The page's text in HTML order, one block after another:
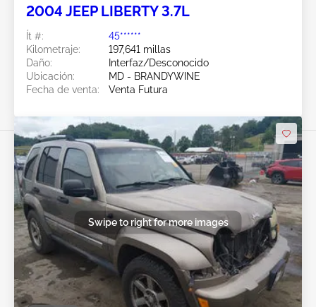
2004 JEEP LIBERTY 3.7L
Ít #:
45******
Kilometraje:
197,641 millas
Daño:
Interfaz/Desconocido
Ubicación:
MD - BRANDYWINE
Fecha de venta:
Venta Futura
Swipe to right for more images